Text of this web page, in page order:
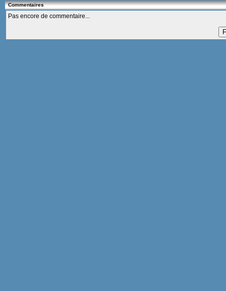
Commentaires
Pas encore de commentaire...